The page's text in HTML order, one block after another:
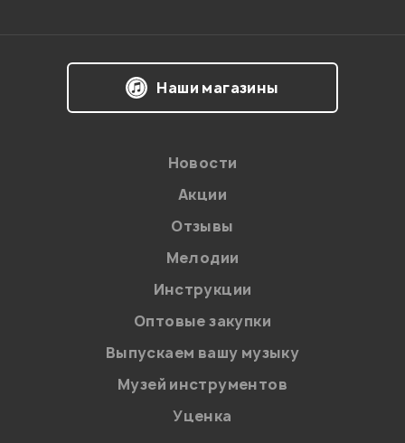
на обработку персональных данных в
Политикой в отношении обработки
персональных данных.
Введите проверочное число:
Наши магазины
Новости
Акции
Отзывы
Мелодии
Инструкции
Оптовые закупки
Выпускаем вашу музыку
Музей инструментов
Уценка